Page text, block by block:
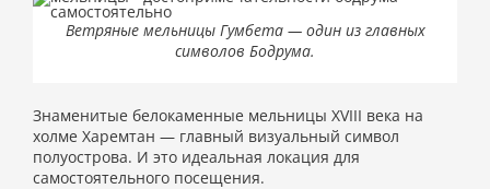
Ветряные мельницы Гумбета — один из главных
символов Бодрума.
Знаменитые белокаменные мельницы XVIII века на
холме Харемтан — главный визуальный символ
полуострова. И это идеальная локация для
самостоятельного посещения.